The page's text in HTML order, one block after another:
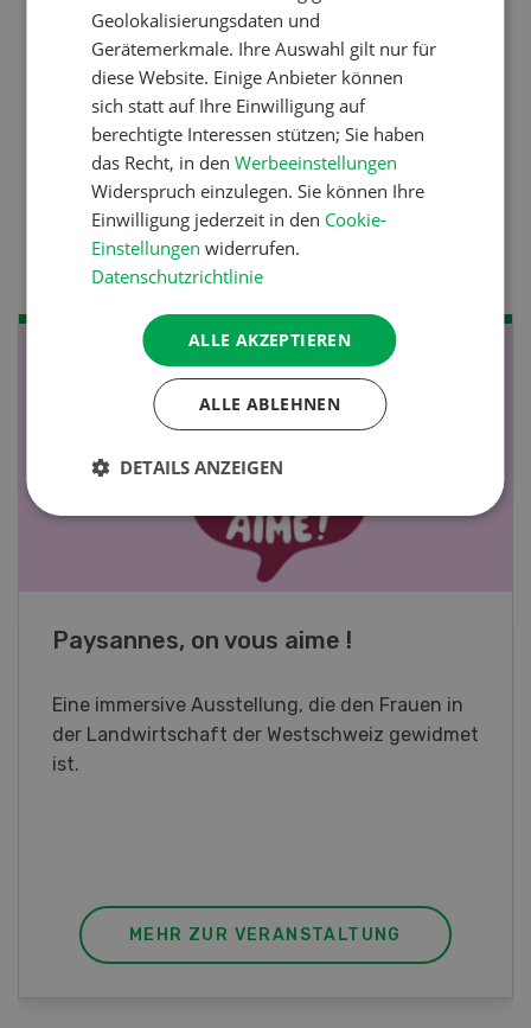
Betriebsführung
Kein Dauergarten ohne
Bewilligung
Pflanzenbau
Raufutter aus dem Sack
JAN
28
Fachkurs Aquakultur
Sind Sie in der Fischzucht tätig oder
interessieren Sie sich für das Thema? In
diesem Fall ist unser FBA-Weiterbildungskurs
MEHR ZUR VERANSTALTUNG
Geolokalisierungsdaten und
Gerätemerkmale. Ihre Auswahl gilt nur für
diese Website. Einige Anbieter können
sich statt auf Ihre Einwilligung auf
berechtigte Interessen stützen; Sie haben
das Recht, in denWerbeeinstellungen
Widerspruch einzulegen. Sie können Ihre
Einwilligung jederzeit in den Cookie-
Einstellungen widerrufen.
Datenschutzrichtlinie
ALLE AKZEPTIEREN
ALLE ABLEHNEN
DETAILS ANZEIGEN